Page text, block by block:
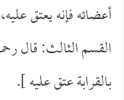
أعضائه فإنه يعتق
القسم الثالث: قال
بالقرابة عتق عليه ].